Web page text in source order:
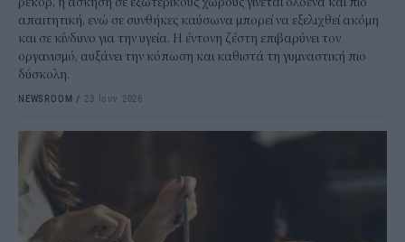
απαιτητική, ενώ σε συνθήκες καύσωνα μπορεί να εξελιχθεί ακόμη
και σε κίνδυνο για την υγεία. Η έντονη ζέστη επιβαρύνει τον
οργανισμό, αυξάνει την κόπωση και καθιστά τη γυμναστική πιο
δύσκολη.
NEWSROOM / 23 Ιουν 2026